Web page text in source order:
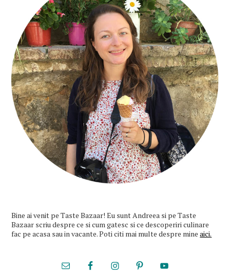
Bine ai venit pe Taste Bazaar! Eu sunt Andreea si pe Taste
Bazaar scriu despre ce si cum gatesc si ce descoperiri culinare
fac pe acasa sau in vacante. Poti citi mai multe despre mineaici.